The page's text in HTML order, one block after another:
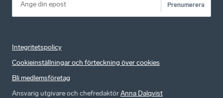
Prenumerera
Integritetspolicy
Cookieinställningar och förteckning över cookies
Bli medlemsföretag
Ansvarig utgivare och chefredaktörAnna Dalqvist